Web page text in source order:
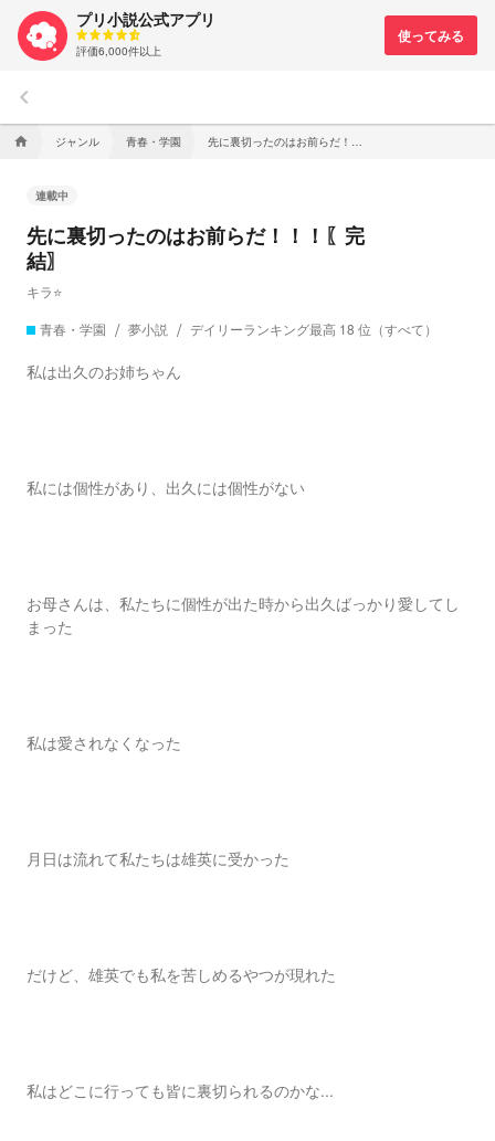
プリ小説公式アプリ
評価6,000件以上
keyboard_arrow_left
home ジャンル 青春・学園
連載中
先に裏切ったのはお前らだ！！！〖完
結〗
キラ⭐️
青春・学園
夢小説 デイリーランキング最高 18 位（すべて）
私は出久のお姉ちゃん
私には個性があり、出久には個性がない
お母さんは、私たちに個性が出た時から出久ばっかり愛してし
まった
私は愛されなくなった
月日は流れて私たちは雄英に受かった
だけど、雄英でも私を苦しめるやつが現れた
私はどこに行っても皆に裏切られるのかな...